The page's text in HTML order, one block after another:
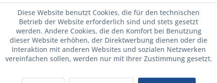
Diese Website benutzt Cookies, die für den technischen
Betrieb der Website erforderlich sind und stets gesetzt
werden. Andere Cookies, die den Komfort bei Benutzung
dieser Website erhöhen, der Direktwerbung dienen oder die
Interaktion mit anderen Websites und sozialen Netzwerken
vereinfachen sollen, werden nur mit Ihrer Zustimmung gesetzt.